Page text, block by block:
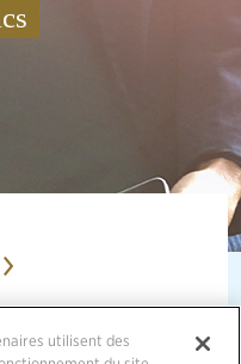
utilisent des